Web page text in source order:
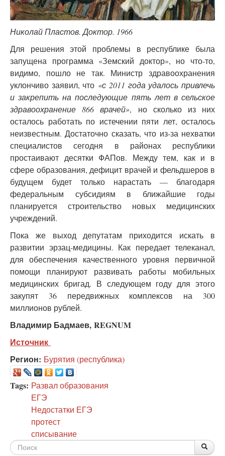
Николай Пластов. Доктор. 1966
Для решения этой проблемы в республике была
запущена программа «Земский доктор», но что-то,
видимо, пошло не так. Министр здравоохранения
уклончиво заявил, что «с 2011 года удалось привлечь
и закрепить на последующие пять лет в сельское
здравоохранение 866 врачей», но сколько из них
осталось работать по истечении пяти лет, осталось
неизвестным. Достаточно сказать, что из-за нехватки
специалистов сегодня в районах республики
простаивают десятки ФАПов. Между тем, как и в
сфере образования, дефицит врачей и фельдшеров в
будущем будет только нарастать — благодаря
федеральным субсидиям в ближайшие годы
планируется строительство новых медицинских
учреждений.
Пока же выход депутатам приходится искать в
развитии эрзац-медицины. Как передает телеканал,
для обеспечения качественного уровня первичной
помощи планируют развивать работы мобильных
медицинских бригад. В следующем году для этого
закупят 36 передвижных комплексов на 300
миллионов рублей.
Владимир Бадмаев, REGNUM
Источник
Регион: Бурятия (республика)
Tags: Развал образования
ЕГЭ
Недостатки ЕГЭ
протест
списывание
Форма